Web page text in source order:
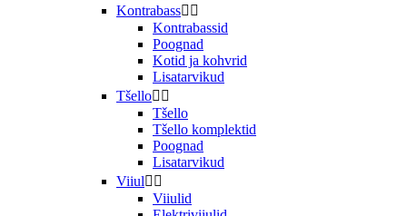
Kontrabass 
Kontrabassid
Poognad
Kotid ja kohvrid
Lisatarvikud
Tšello 
Tšello
Tšello komplektid
Poognad
Lisatarvikud
Viiul 
Viiulid